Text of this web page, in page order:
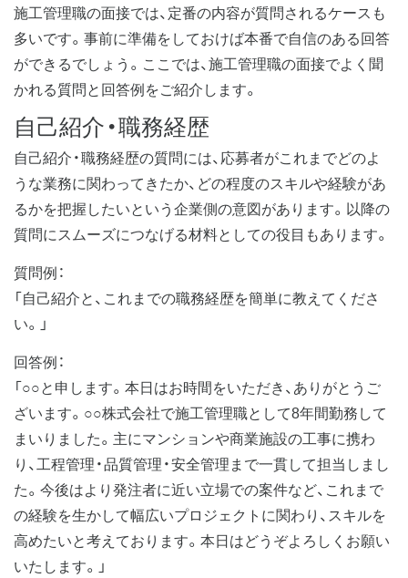
施工管理職の面接では、定番の内容が質問されるケースも
多いです。事前に準備をしておけば本番で自信のある回答
ができるでしょう。ここでは、施工管理職の面接でよく聞
かれる質問と回答例をご紹介します。
自己紹介・職務経歴
自己紹介・職務経歴の質問には、応募者がこれまでどのよ
うな業務に関わってきたか、どの程度のスキルや経験があ
るかを把握したいという企業側の意図があります。以降の
質問にスムーズにつなげる材料としての役目もあります。
質問例：
「自己紹介と、これまでの職務経歴を簡単に教えてくださ
い。」
回答例：
「○○と申します。本日はお時間をいただき、ありがとうご
ざいます。○○株式会社で施工管理職として8年間勤務して
まいりました。主にマンションや商業施設の工事に携わ
り、工程管理・品質管理・安全管理まで一貫して担当しまし
た。今後はより発注者に近い立場での案件など、これまで
の経験を生かして幅広いプロジェクトに関わり、スキルを
高めたいと考えております。本日はどうぞよろしくお願い
いたします。」